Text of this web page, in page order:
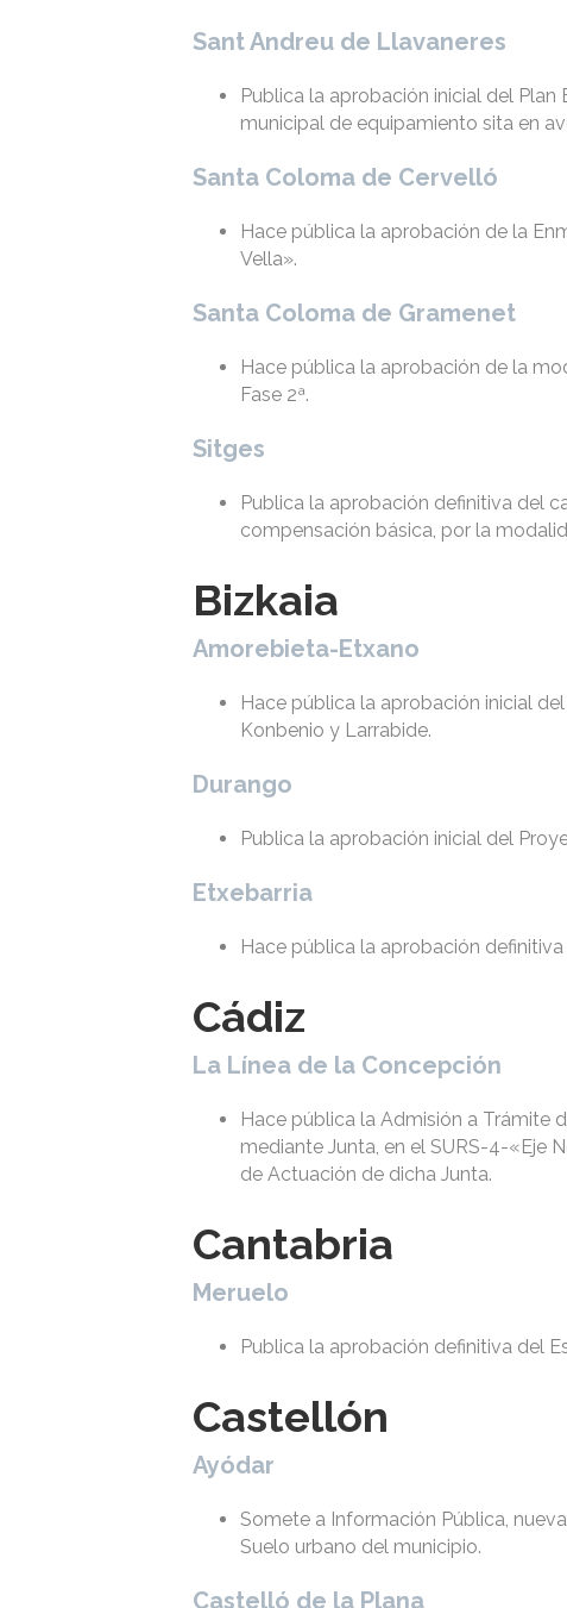
Sant Andreu de Llavaneres
Publica la aprobación inicial del
municipal de equipamiento sita en
Santa Coloma de Cervelló
Hace pública la aprobación de la
Vella».
Santa Coloma de Gramenet
Hace pública la aprobación de la
Fase 2ª.
Sitges
Publica la aprobación definitiva del
compensación básica, por la
Bizkaia
Amorebieta-Etxano
Hace pública la aprobación inicial
Konbenio y Larrabide.
Durango
Publica la aprobación inicial del
Etxebarria
Hace pública la aprobación
Cádiz
La Línea de la Concepción
Hace pública la Admisión a Trámite
mediante Junta, en el SURS-4-«Eje
de Actuación de dicha Junta.
Cantabria
Meruelo
Publica la aprobación definitiva del
Castellón
Ayódar
Somete a Información Pública,
Suelo urbano del municipio.
Castelló de la Plana